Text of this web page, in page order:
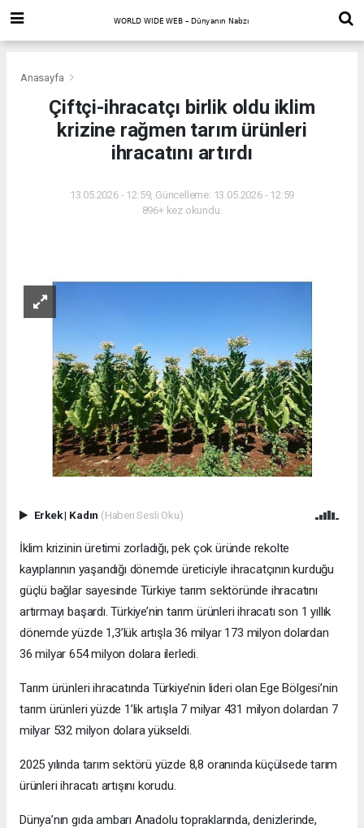
Anasayfa
Çiftçi-ihracatçı birlik oldu iklim
krizine rağmen tarım ürünleri
ihracatını artırdı
13.05.2026 - 12:59, Güncelleme: 13.05.2026 - 12:59
896+ kez okundu.
Erkek| Kadın (Haberi Sesli Oku)
İklim krizinin üretimi zorladığı, pek çok üründe rekolte
kayıplarının yaşandığı dönemde üreticiyle ihracatçının kurduğu
güçlü bağlar sayesinde Türkiye tarım sektöründe ihracatını
artırmayı başardı. Türkiye’nin tarım ürünleri ihracatı son 1 yıllık
dönemde yüzde 1,3’lük artışla 36 milyar 173 milyon dolardan
36 milyar 654 milyon dolara ilerledi.
Tarım ürünleri ihracatında Türkiye’nin lideri olan Ege Bölgesi’nin
tarım ürünleri yüzde 1’lik artışla 7 milyar 431 milyon dolardan 7
milyar 532 milyon dolara yükseldi.
2025 yılında tarım sektörü yüzde 8,8 oranında küçülsede tarım
ürünleri ihracatı artışını korudu.
Dünya’nın gıda ambarı Anadolu topraklarında, denizlerinde,